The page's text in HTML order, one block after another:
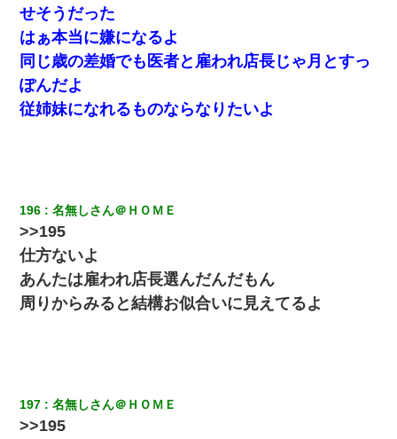
彼女にプロポーズしてOK貰った俺、告げられた結婚条件にブチ切
れて無事婚約破棄・・・
嫁が涙声で『会いたいね』とか言っているのが聞こえた。俺「こ
んな時間に誰と電話してんの？」嫁「ごめんなさい…！（大号
泣」俺（キターー）→
り込んできたみたいで、ずっとドアの前で喚いてて滅茶苦茶うる
全く親しくないママ友Aから突然「飲み会しよう」と誘われたがお
断りした。後日Aの企みを知ってゾッとするやら腹立つやら！
レ！」私「なんでよ」Ａ「ケーチ！バーカ！」→ 後日、Ａ旦那が
凸してきた
せそうだった
はぁ本当に嫌になるよ
同じ歳の差婚でも医者と雇われ店長じゃ月とすっ
ぽんだよ
従姉妹になれるものならなりたいよ
196 名無しさん＠ＨＯＭＥ
>>195
仕方ないよ
あんたは雇われ店長選んだんだもん
周りからみると結構お似合いに見えてるよ
197 名無しさん＠ＨＯＭＥ
>>195